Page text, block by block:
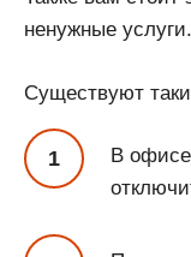
ненужные услуги.
Существуют
В